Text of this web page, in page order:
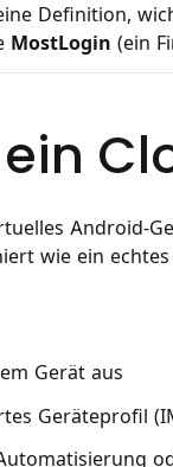
Definition,
MostLogin (ein
Android-
wie ein
Gerät aus
Geräteprofil